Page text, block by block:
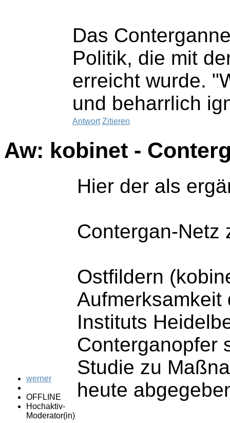
Das
Politik, die mit
erreicht wurde.
und beharrlich
Antwort Zitieren
Aw: kobinet -
werner
OFFLINE
Hochaktiv-
Moderator(in)
Hier der als
Contergan-Netz
Ostfildern
Aufmerksamkeit
Instituts
Conterganopfer
Studie zu
heute